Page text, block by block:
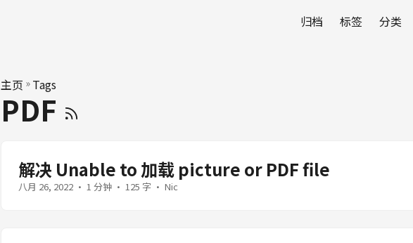
归档 标签 分类
主页 » Tags
PDF
解决 Unable to 加载 picture or PDF file
八月 26, 2022 · 1 分钟 · 125 字 · Nic